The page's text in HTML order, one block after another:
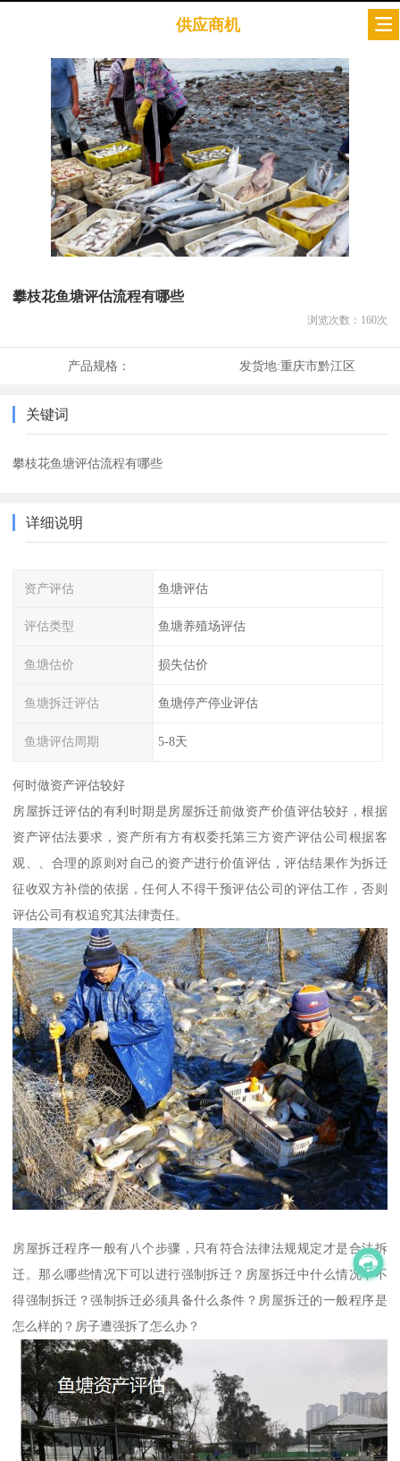
供应商机
攀枝花鱼塘评估流程有哪些
浏览次数： 160次
产品规格： 发货地:重庆市黔江区
关键词
攀枝花鱼塘评估流程有哪些
详细说明
资产评估 鱼塘评估
评估类型 鱼塘养殖场评估
鱼塘估价 损失估价
鱼塘拆迁评估 鱼塘停产停业评估
鱼塘评估周期 5-8天
何时做资产评估较好
房屋拆迁评估的有利时期是房屋拆迁前做资产价值评估较好，根据
资产评估法要求，资产所有方有权委托第三方资产评估公司根据客
观、、合理的原则对自己的资产进行价值评估，评估结果作为拆迁
征收双方补偿的依据，任何人不得干预评估公司的评估工作，否则
评估公司有权追究其法律责任。
房屋拆迁程序一般有八个步骤，只有符合法律法规规定才是合法拆
迁。那么哪些情况下可以进行强制拆迁？房屋拆迁中什么情况下不
得强制拆迁？强制拆迁必须具备什么条件？房屋拆迁的一般程序是
怎么样的？房子遭强拆了怎么办？